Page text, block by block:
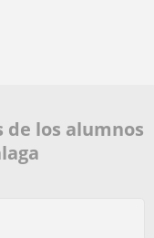
de los alumnos